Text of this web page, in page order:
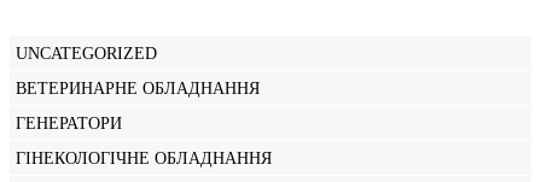
UNCATEGORIZED
ВЕТЕРИНАРНЕ ОБЛАДНАННЯ
ГЕНЕРАТОРИ
ГІНЕКОЛОГІЧНЕ ОБЛАДНАННЯ